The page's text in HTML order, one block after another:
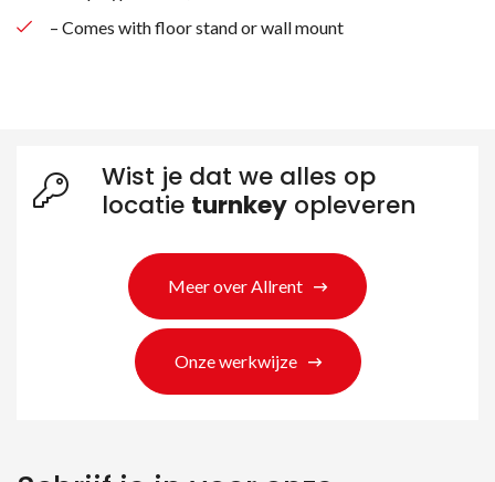
– Comes with floor stand or wall mount
Wist je dat we alles op
locatie turnkey opleveren
Meer over Allrent
Onze werkwijze
Zoeken naar producten